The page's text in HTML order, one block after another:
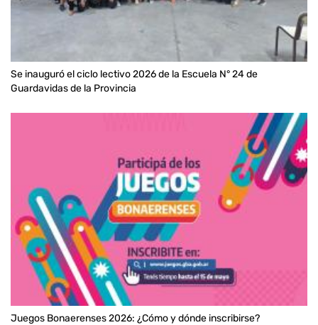
Se inauguró el ciclo lectivo 2026 de la Escuela N° 24 de
Guardavidas de la Provincia
Juegos Bonaerenses 2026: ¿Cómo y dónde inscribirse?